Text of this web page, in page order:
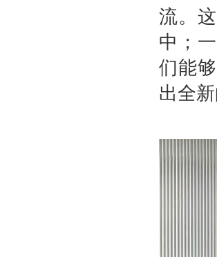
流。
中；
们能
出全